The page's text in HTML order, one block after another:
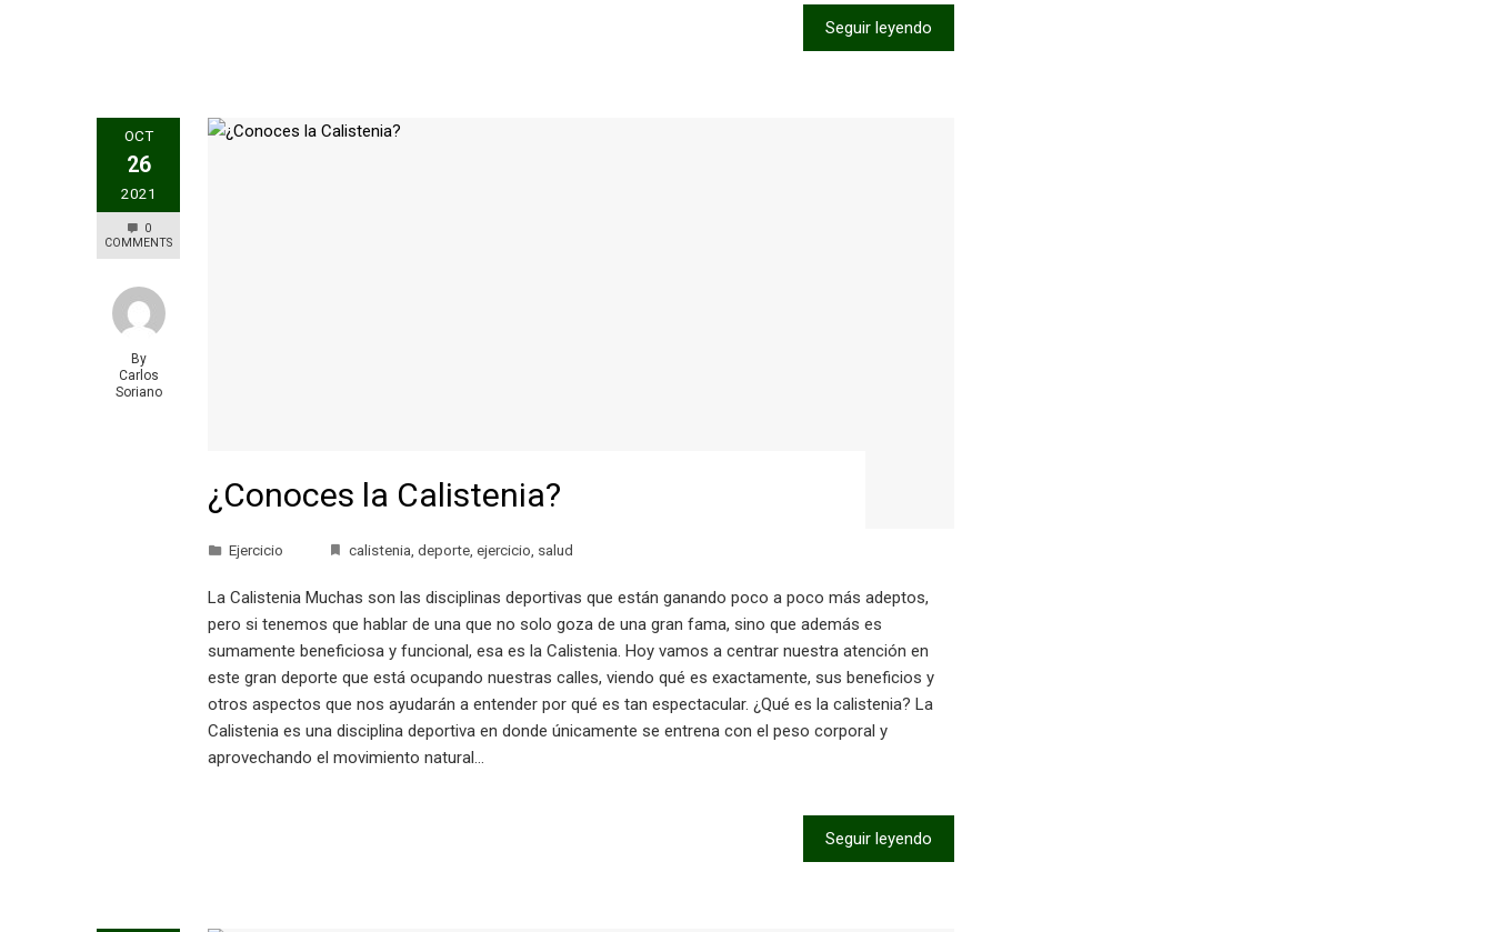
Seguir leyendo
OCT
26
2021
0
COMMENTS
By
Carlos
Soriano
¿Conoces la Calistenia?
Ejercicio calistenia deporte ejercicio salud
La Calistenia Muchas son las disciplinas deportivas que están ganando poco a poco más adeptos,
pero si tenemos que hablar de una que no solo goza de una gran fama, sino que además es
sumamente beneficiosa y funcional, esa es la Calistenia. Hoy vamos a centrar nuestra atención en
este gran deporte que está ocupando nuestras calles, viendo qué es exactamente, sus beneficios y
otros aspectos que nos ayudarán a entender por qué es tan espectacular. ¿Qué es la calistenia? La
Calistenia es una disciplina deportiva en donde únicamente se entrena con el peso corporal y
aprovechando el movimiento natural…
Seguir leyendo